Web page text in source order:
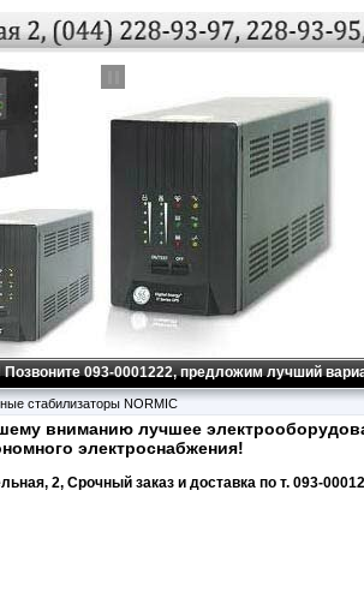
093-0001222, предложим лучший
стабилизаторы NORMIC
вниманию лучшее
электроснабжения!
2, Срочный заказ и доставка по т. 093-